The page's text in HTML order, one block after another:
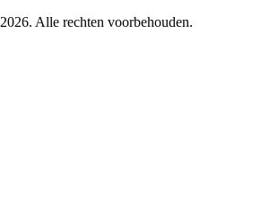
2026. Alle rechten voorbehouden.